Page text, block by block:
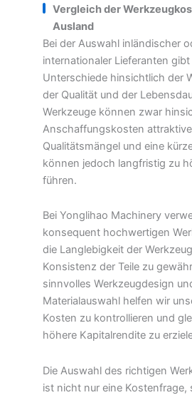
Vergleich der
Ausland
Bei der Auswahl inländischer
internationaler Lieferanten
Unterschiede hinsichtlich der
der Qualität und der
Werkzeuge können zwar
Anschaffungskosten
Qualitätsmängel und eine
können jedoch langfristig zu
führen.
Bei Yonglihao Machinery
konsequent hochwertigen
die Langlebigkeit der
Konsistenz der Teile zu
sinnvolles Werkzeugdesign
Materialauswahl helfen wir
Kosten zu kontrollieren und
höhere Kapitalrendite zu
Die Auswahl des richtigen
ist nicht nur eine Kostenfrage,